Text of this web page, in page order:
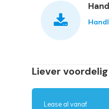
Liever
Lease al vanaf